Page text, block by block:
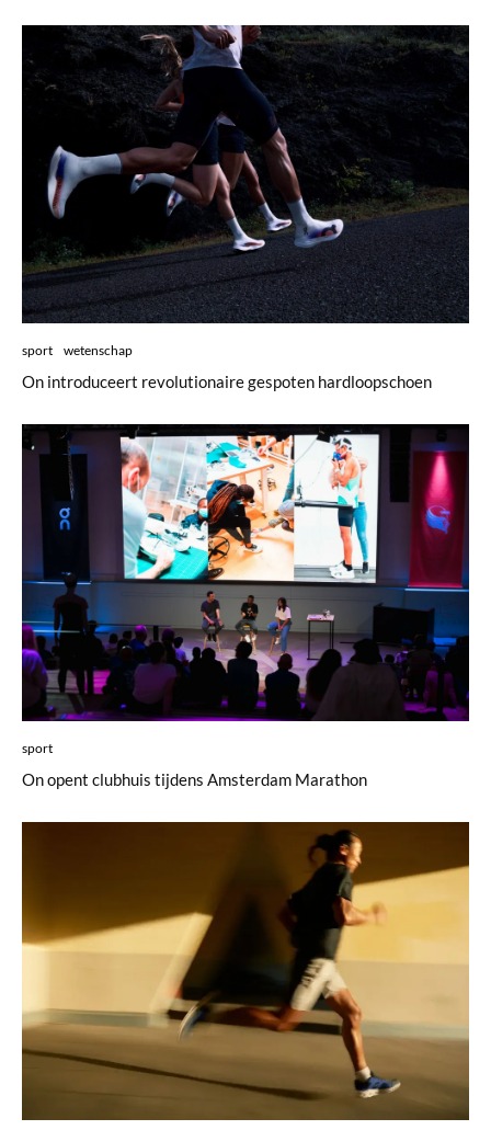
sport wetenschap
On introduceert revolutionaire gespoten hardloopschoen
sport
On opent clubhuis tijdens Amsterdam Marathon